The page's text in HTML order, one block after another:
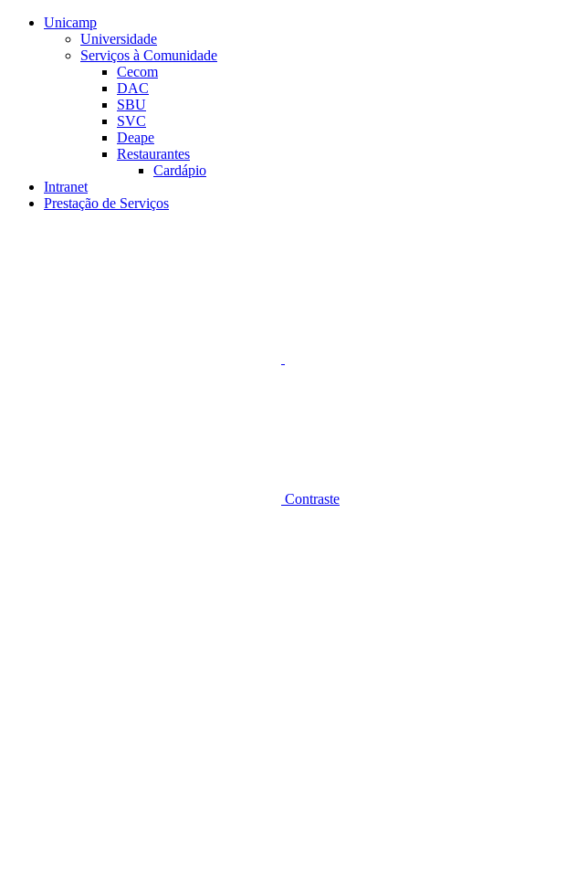
Conteúdo principal
Unicamp
Universidade
Serviços à Comunidade
Cecom
DAC
SBU
SVC
Deape
Restaurantes
Cardápio
Intranet
Prestação de Serviços
Contraste